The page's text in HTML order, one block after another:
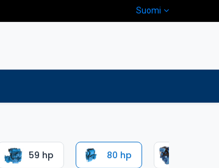
Suomi
59 hp 80 hp